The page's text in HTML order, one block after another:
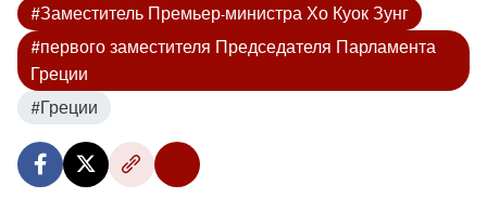
#Заместитель Премьер-министра Хо Куок Зунг
#первого заместителя Председателя Парламента
Греции
#Греции